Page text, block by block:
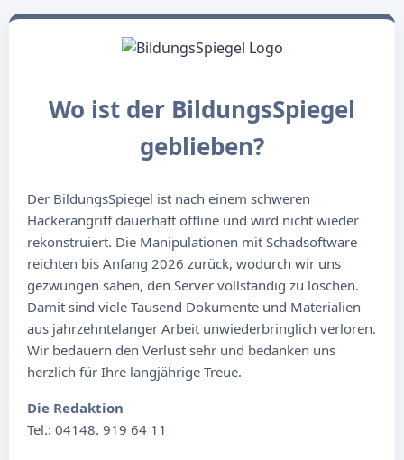
Wo ist der BildungsSpiegel
geblieben?
Der BildungsSpiegel ist nach einem schweren
Hackerangriff dauerhaft offline und wird nicht wieder
rekonstruiert. Die Manipulationen mit Schadsoftware
reichten bis Anfang 2026 zurück, wodurch wir uns
gezwungen sahen, den Server vollständig zu löschen.
Damit sind viele Tausend Dokumente und Materialien
aus jahrzehntelanger Arbeit unwiederbringlich verloren.
Wir bedauern den Verlust sehr und bedanken uns
herzlich für Ihre langjährige Treue.
Die Redaktion
Tel.: 04148. 919 64 11